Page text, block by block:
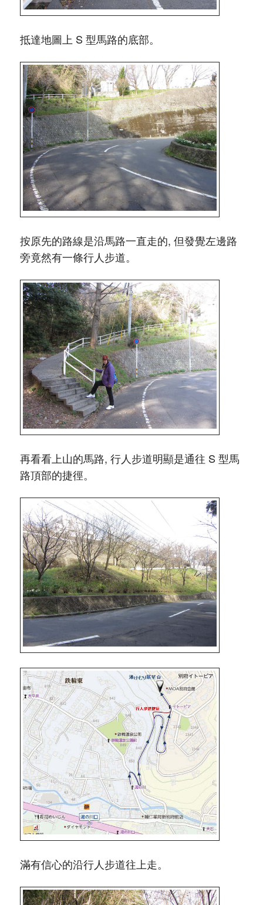
抵達地圖上 S 型馬路的底部。
按原先的路線是沿馬路一直走的, 但發覺左邊路
旁竟然有一條行人步道。
再看看上山的馬路, 行人步道明顯是通往 S 型馬
路頂部的捷徑。
滿有信心的沿行人步道往上走。